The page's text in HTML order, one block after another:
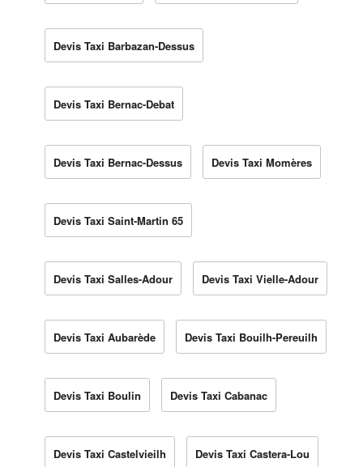
Devis Taxi Barbazan-Dessus
Devis Taxi Bernac-Debat
Devis Taxi Bernac-Dessus Devis Taxi Momères
Devis Taxi Saint-Martin 65
Devis Taxi Salles-Adour Devis Taxi Vielle-Adour
Devis Taxi Aubarède Devis Taxi Bouilh-Pereuilh
Devis Taxi Boulin Devis Taxi Cabanac
Devis Taxi Castelvieilh Devis Taxi Castera-Lou